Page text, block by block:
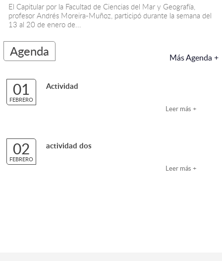
El Capitular por la Facultad de Ciencias del Mar y Geografía,
profesor Andrés Moreira-Muñoz, participó durante la semana del
13 al 20 de enero de...
Agenda Más Agenda +
01
FEBRERO
Actividad
Leer más +
02
FEBRERO
actividad dos
Leer más +